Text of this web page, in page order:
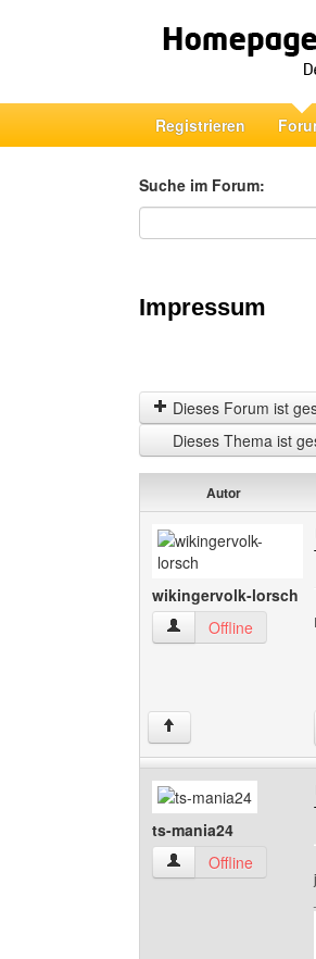
Registrieren
Suche im Forum:
Suche im Forum
Impressum
Dieses Forum ist
Dieses Thema ist
Autor
wikingervolk-lorsch
wikingervolk-lorsch
Offline
↑
ts-mania24
ts-mania24 Benutzer-
Offline